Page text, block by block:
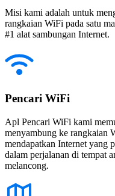
Misi kami adalah untuk
rangkaian WiFi pada satu
#1 alat sambungan Internet.
Pencari WiFi
Apl Pencari WiFi kami
menyambung ke rangkaian
mendapatkan Internet yang
dalam perjalanan di tempat
melancong.